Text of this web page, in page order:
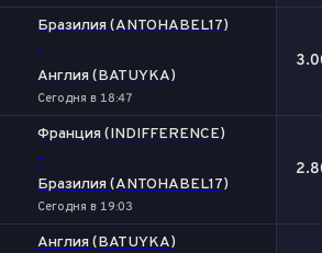
Бразилия (ANTOHABEL17)
-
Англия (BATUYKA)
Сегодня в 18:47
Франция (INDIFFERENCE)
-
Бразилия (ANTOHABEL17)
Сегодня в 19:03
Англия (BATUYKA)